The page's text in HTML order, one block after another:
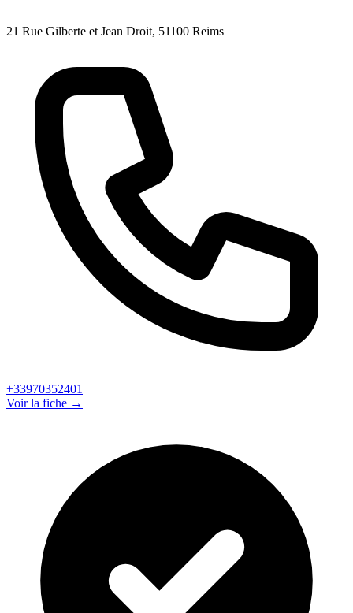
21 Rue Gilberte et Jean Droit, 51100 Reims
+33970352401
Voir la fiche →